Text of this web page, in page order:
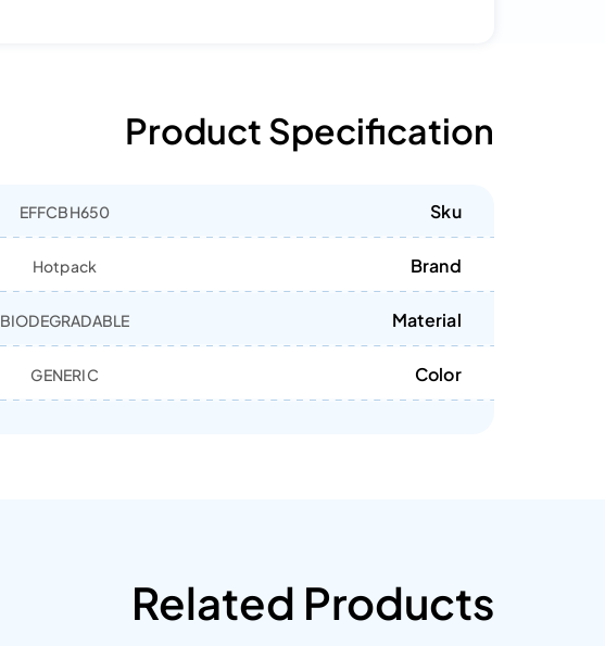
Product Specification
Sku
EFFCBH650
Brand
Hotpack
Material
BIODEGRADABLE
Color
GENERIC
Related Products